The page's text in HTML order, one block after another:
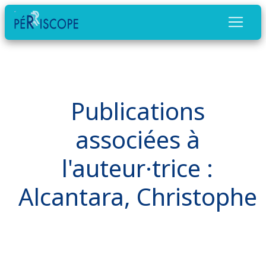
Publications
associées à
l'auteur·trice :
Alcantara, Christophe